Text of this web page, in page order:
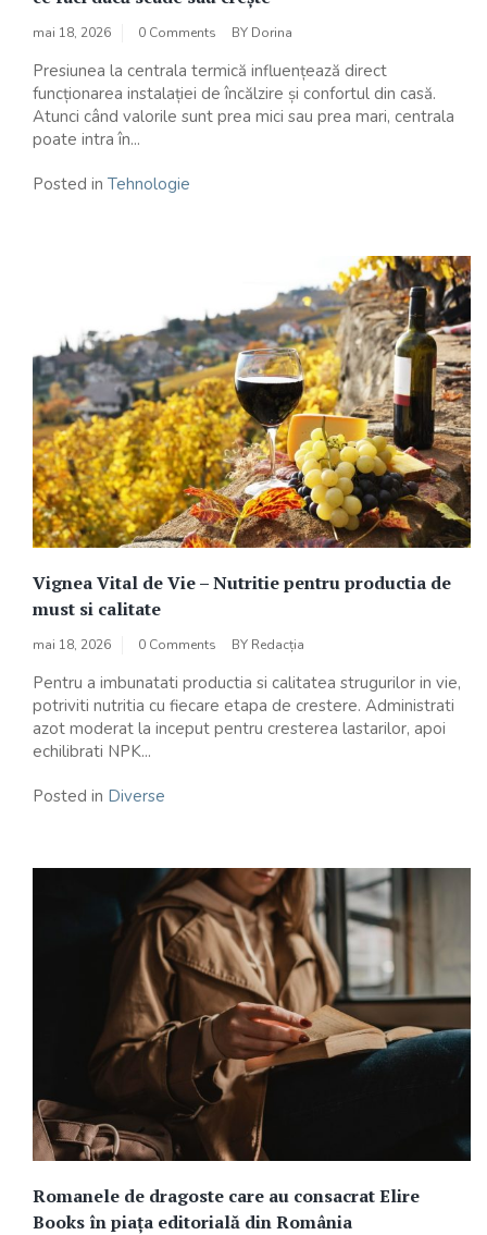
mai 18, 2026 0 Comments BY Dorina
Presiunea la centrala termică influențează direct
funcționarea instalației de încălzire și confortul din casă.
Atunci când valorile sunt prea mici sau prea mari, centrala
poate intra în...
Posted in Tehnologie
Vignea Vital de Vie – Nutritie pentru productia de
must si calitate
mai 18, 2026 0 Comments BY Redacția
Pentru a imbunatati productia si calitatea strugurilor in vie,
potriviti nutritia cu fiecare etapa de crestere. Administrati
azot moderat la inceput pentru cresterea lastarilor, apoi
echilibrati NPK...
Posted in Diverse
Romanele de dragoste care au consacrat Elire
Books în piața editorială din România